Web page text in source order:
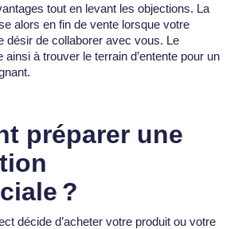
tout en levant les objections. La
alors en fin de vente lorsque votre
désir de collaborer avec vous. Le
à trouver le terrain d’entente pour un
préparer une
?
décide d’acheter votre produit ou votre